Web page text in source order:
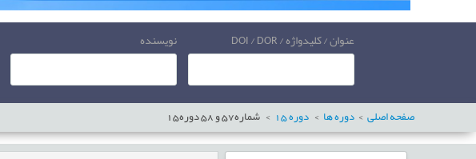
عنوان / کلیدواژه / DOI / DOR نویسنده
صفحه اصلی دوره ها دوره شماره57و58دوره15